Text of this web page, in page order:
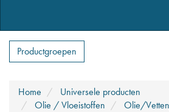
Productgroepen
Home
Universele producten
Olie / Vloeistoffen
Olie/